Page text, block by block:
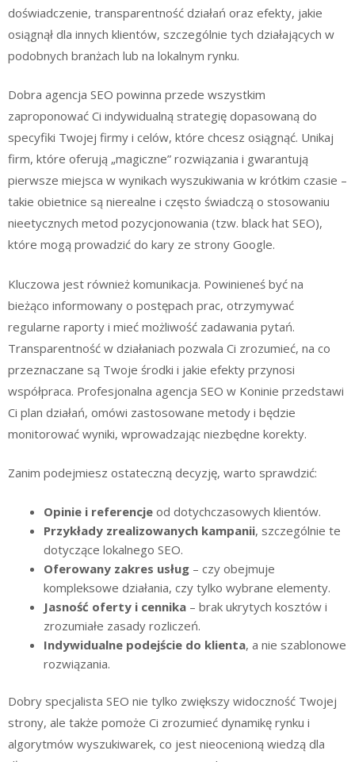
doświadczenie, transparentność działań oraz efekty, jakie
osiągnął dla innych klientów, szczególnie tych działających w
podobnych branżach lub na lokalnym rynku.
Dobra agencja SEO powinna przede wszystkim
zaproponować Ci indywidualną strategię dopasowaną do
specyfiki Twojej firmy i celów, które chcesz osiągnąć. Unikaj
firm, które oferują „magiczne” rozwiązania i gwarantują
pierwsze miejsca w wynikach wyszukiwania w krótkim czasie –
takie obietnice są nierealne i często świadczą o stosowaniu
nieetycznych metod pozycjonowania (tzw. black hat SEO),
które mogą prowadzić do kary ze strony Google.
Kluczowa jest również komunikacja. Powinieneś być na
bieżąco informowany o postępach prac, otrzymywać
regularne raporty i mieć możliwość zadawania pytań.
Transparentność w działaniach pozwala Ci zrozumieć, na co
przeznaczane są Twoje środki i jakie efekty przynosi
współpraca. Profesjonalna agencja SEO w Koninie przedstawi
Ci plan działań, omówi zastosowane metody i będzie
monitorować wyniki, wprowadzając niezbędne korekty.
Zanim podejmiesz ostateczną decyzję, warto sprawdzić:
Opinie i referencje od dotychczasowych klientów.
Przykłady zrealizowanych kampanii, szczególnie te
dotyczące lokalnego SEO.
Oferowany zakres usług – czy obejmuje
kompleksowe działania, czy tylko wybrane elementy.
Jasność oferty i cennika – brak ukrytych kosztów i
zrozumiałe zasady rozliczeń.
Indywidualne podejście do klienta, a nie szablonowe
rozwiązania.
Dobry specjalista SEO nie tylko zwiększy widoczność Twojej
strony, ale także pomoże Ci zrozumieć dynamikę rynku i
algorytmów wyszukiwarek, co jest nieocenioną wiedzą dla